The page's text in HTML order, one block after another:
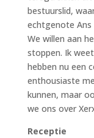
bestuurslid,
echtgenote Ans
We willen aan
stoppen. Ik
hebben nu een
enthousiaste
kunnen, maar
we ons over
Receptie